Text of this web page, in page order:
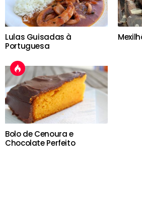
Lulas Guisadas à
Portuguesa
Bolo de Cenoura e
Chocolate Perfeito